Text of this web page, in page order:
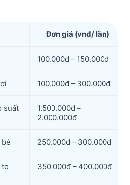
Đơn giá (vnđ/ lần)
100.000đ – 150.000đ
100.000đ – 300.000đ
suất
1.500.000đ –
2.000.000đ
bé 250.000đ – 300.000đ
to 350.000đ – 400.000đ